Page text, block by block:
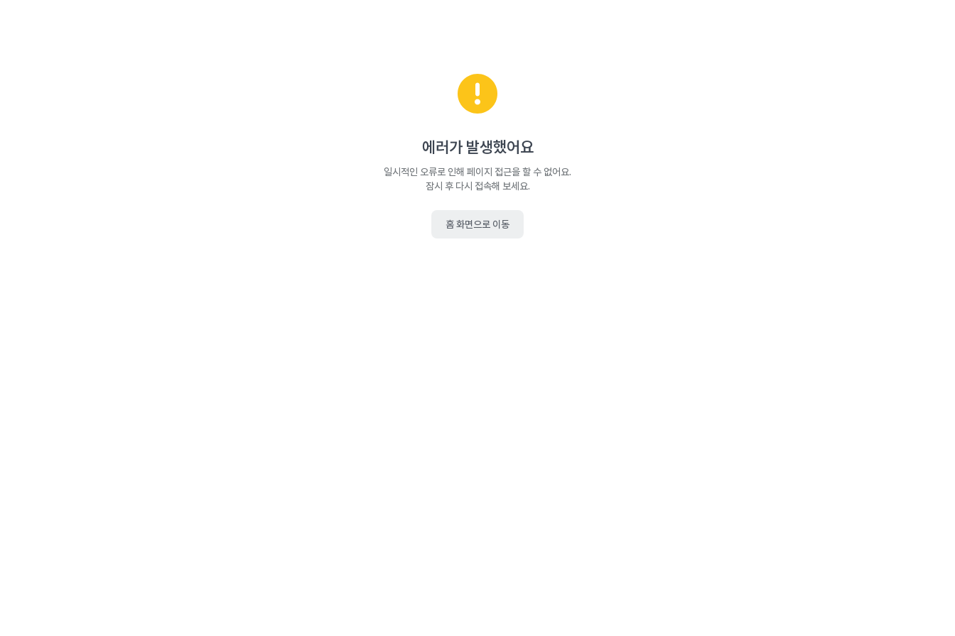
에러가 발생했어요
일시적인 오류로 인해 페이지 접근을 할 수 없어요.
잠시 후 다시 접속해 보세요.
홈 화면으로 이동